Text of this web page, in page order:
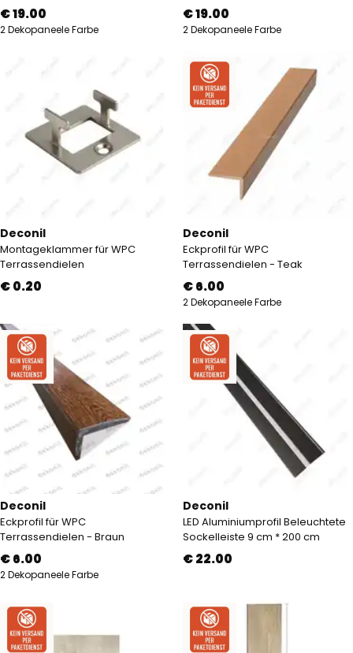
€ 19.00
2 Dekopaneele Farbe
€ 19.00
2 Dekopaneele Farbe
Deconil
Montageklammer für WPC
Terrassendielen
€ 0.20
Deconil
Eckprofil für WPC
Terrassendielen - Teak
€ 6.00
2 Dekopaneele Farbe
Deconil
Eckprofil für WPC
Terrassendielen - Braun
€ 6.00
2 Dekopaneele Farbe
Deconil
LED Aluminiumprofil Beleuchtete
Sockelleiste 9 cm * 200 cm
€ 22.00